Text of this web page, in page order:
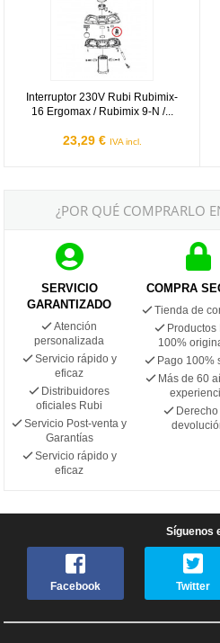
Interruptor 230V Rubi Rubimix-
16 Ergomax / Rubimix 9-N /...
23,29 € IVA incl.
¿POR QUÉ COMPRARLO
SERVICIO
GARANTIZADO
Atención
personalizada
Servicio rápido y
eficaz
Distribuidores
oficiales Rubi
Servicio Post-venta y
Garantías
Servicio rápido y
eficaz
COMPRA
Tienda de
Productos
100%
Pago 100%
Más de 60
Derecho
Síguenos
Facebook Twitter